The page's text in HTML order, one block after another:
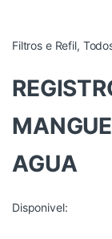
Filtros e Refil,
AGUA
Disponivel: